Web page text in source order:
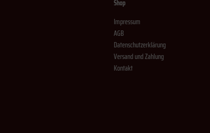
Shop
Impressum
AGB
Datenschutzerklärung
Versand und Zahlung
Kontakt